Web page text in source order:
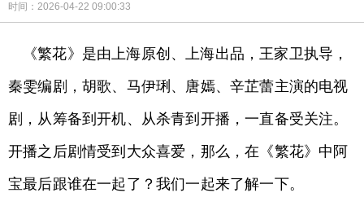
时间：2026-04-22 09:00:33
《繁花》是由上海原创、上海出品，王家卫执导，
秦雯编剧，胡歌、马伊琍、唐嫣、辛芷蕾主演的电视
剧，从筹备到开机、从杀青到开播，一直备受关注。
开播之后剧情受到大众喜爱，那么，在《繁花》中阿
宝最后跟谁在一起了？我们一起来了解一下。